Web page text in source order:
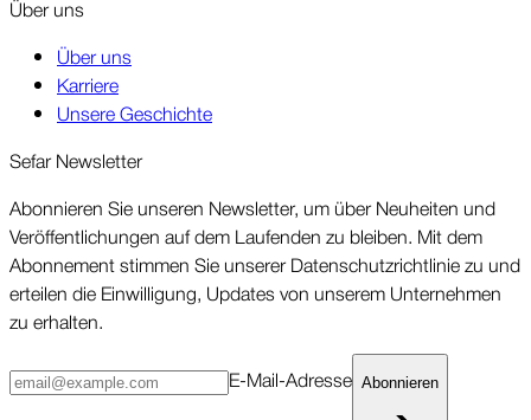
Über uns
Über uns
Karriere
Unsere Geschichte
Sefar News­letter
Abonnieren Sie unseren News­letter, um über Neu­heiten und
Ver­öffent­lichungen auf dem Laufenden zu bleiben. Mit dem
Abonne­ment stimmen Sie unserer Daten­schutz­richt­linie zu und
erteilen die Ein­willigung, Updates von unserem Unter­nehmen
zu erhalten.
E-Mail-Ad­resse Abonnieren